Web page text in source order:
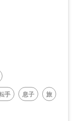
手 息子
旅